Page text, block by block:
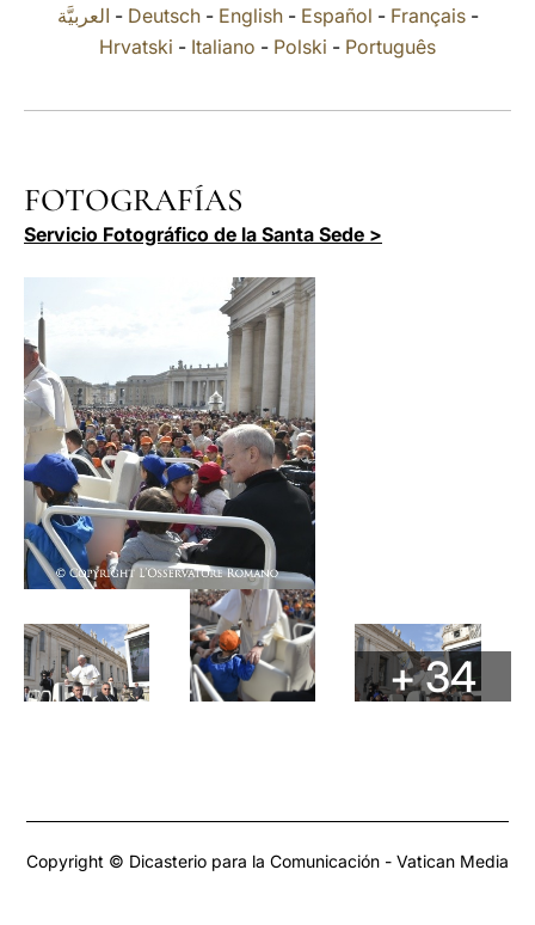
العربيَّة - Deutsch- English- Español - Français-
Hrvatski - Italiano - Polski - Português
FOTOGRAFÍAS
Servicio Fotográfico de la Santa Sede >
+ 34
Copyright © Dicasterio para la Comunicación - Vatican Media